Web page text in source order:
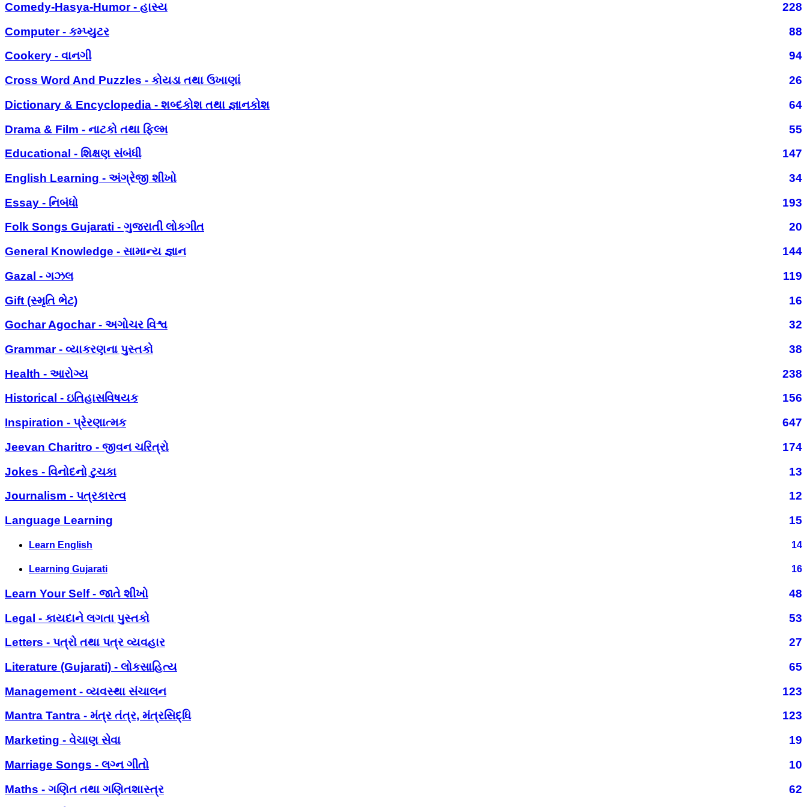
Comedy-Hasya-Humor - હાસ્ય
228
Computer - કમ્પ્યુટર
88
Cookery - વાનગી
94
Cross Word And Puzzles - કોયડા તથા ઉખાણાં
26
Dictionary & Encyclopedia - શબ્દકોશ તથા જ્ઞાનકોશ
64
Drama & Film - નાટકો તથા ફિલ્મ
55
Educational - શિક્ષણ સંબંધી
147
English Learning - અંગ્રેજી શીખો
34
Essay - નિબંધો
193
Folk Songs Gujarati - ગુજરાતી લોકગીત
20
General Knowledge - સામાન્ય જ્ઞાન
144
Gazal - ગઝલ
119
Gift (સ્મૃતિ ભેટ)
16
Gochar Agochar - અગોચર વિશ્વ
32
Grammar - વ્યાકરણના પુસ્તકો
38
Health - આરોગ્ય
238
Historical - ઇતિહાસવિષયક
156
Inspiration - પ્રેરણાત્મક
647
Jeevan Charitro - જીવન ચરિત્રો
174
Jokes - વિનોદનો ટુચકા
13
Journalism - પત્રકારત્વ
12
Language Learning
15
Learn English 14
Learning Gujarati 16
Learn Your Self - જાતે શીખો
48
Legal - કાયદાને લગતા પુસ્તકો
53
Letters - પત્રો તથા પત્ર વ્યવહાર
27
Literature (Gujarati) - લોકસાહિત્ય
65
Management - વ્યવસ્થા સંચાલન
123
Mantra Tantra - મંત્ર તંત્ર, મંત્રસિદ્ધિ
123
Marketing - વેચાણ સેવા
19
Marriage Songs - લગ્ન ગીતો
10
Maths - ગણિત તથા ગણિતશાસ્ત્ર
62